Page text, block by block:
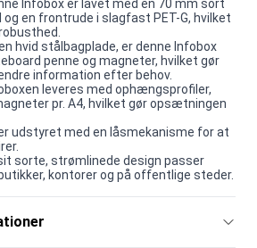
Infobox er lavet med en 70 mm sort
en frontrude i slagfast PET-G, hvilket
hvid stålbagplade, er denne Infobox
penne og magneter, hvilket gør
information efter behov.
leveres med ophængsprofiler,
pr. A4, hvilket gør opsætningen
udstyret med en låsmekanisme for at
sorte, strømlinede design passer
kontorer og på offentlige steder.